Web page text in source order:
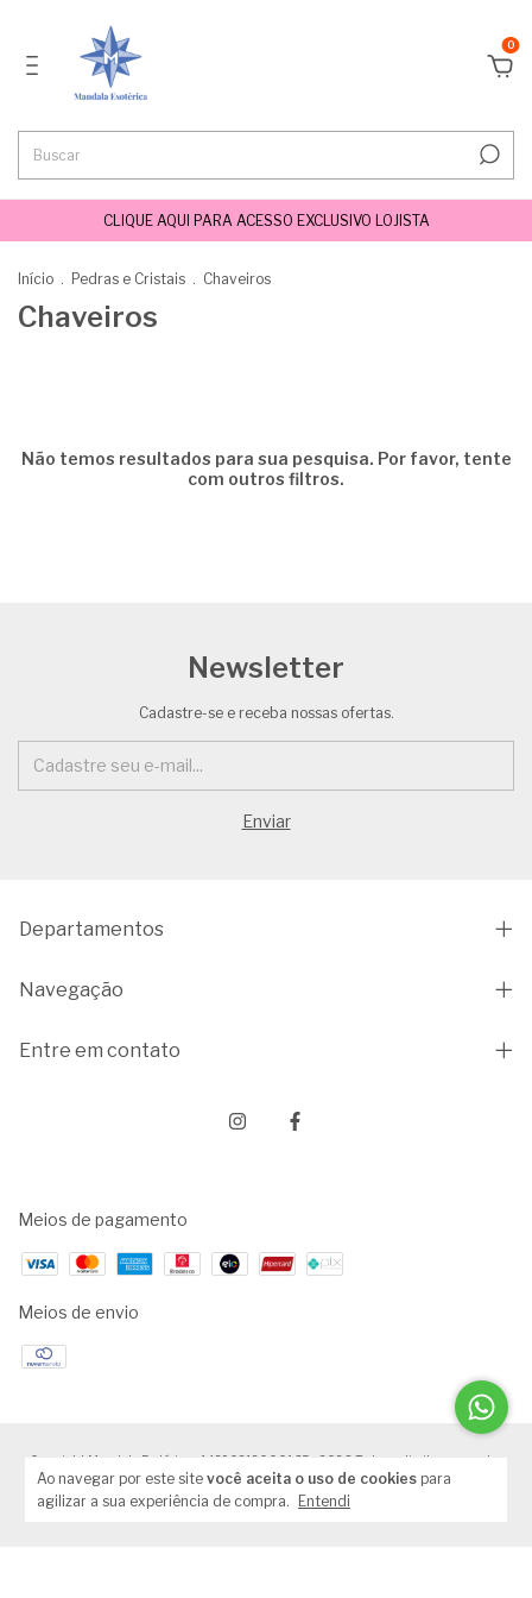
0
CLIQUE AQUI PARA ACESSO EXCLUSIVO LOJISTA
Ao navegar por este site você aceita o uso de cookies para
agilizar a sua experiência de compra.
Entendi
Início . Pedras e Cristais . Chaveiros
Chaveiros
Não temos resultados para sua pesquisa. Por favor, tente
com outros filtros.
Newsletter
Cadastre-se e receba nossas ofertas.
Departamentos
Navegação
Entre em contato
Meios de pagamento
Meios de envio
Copyright Mandala Esotérica - 14290212000165 - 2026. Todos os direitos reservados.